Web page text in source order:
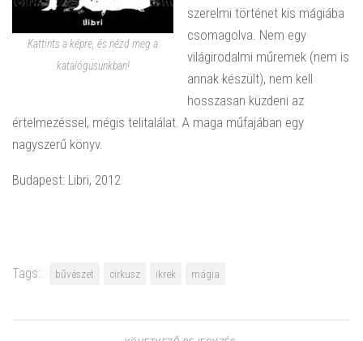
Kattints a képre, és nézd meg a
katalógusunkban!
szerelmi történet kis mágiába
csomagolva. Nem egy
világirodalmi műremek (nem is
annak készült), nem kell
hosszasan küzdeni az
értelmezéssel, mégis telitalálat. A maga műfajában egy
nagyszerű könyv.
Budapest: Libri, 2012
Tags: bűvészet cirkusz ikrek mágia